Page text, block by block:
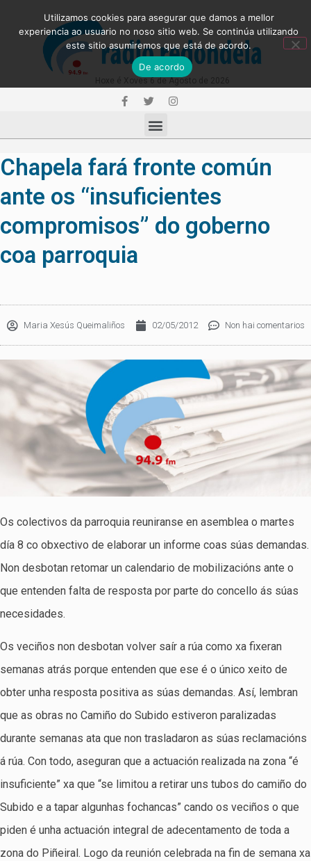
Chapela fará fronte común
ante os “insuficientes
compromisos” do goberno
coa parroquia
Maria Xesús Queimaliños 02/05/2012 Non hai comentarios
Os colectivos da parroquia reuniranse en asemblea o martes
día 8 co obxectivo de elaborar un informe coas súas demandas.
Non desbotan retomar un calendario de mobilizacións ante o
que entenden falta de resposta por parte do concello ás súas
necesidades.
Os veciños non desbotan volver saír a rúa como xa fixeran
semanas atrás porque entenden que ese é o único xeito de
obter unha resposta positiva as súas demandas. Así, lembran
que as obras no Camiño do Subido estiveron paralizadas
durante semanas ata que non trasladaron as súas reclamacións
á rúa. Con todo, aseguran que a actuación realizada na zona “é
insuficiente” xa que “se limitou a retirar uns tubos do camiño do
Subido e a tapar algunhas fochancas” cando os veciños o que
piden é unha actuación integral de adecentamento de toda a
zona do Piñeiral. Logo da reunión celebrada na fin de semana xa
Utilizamos cookies para asegurar que damos a mellor
experiencia ao usuario no noso sitio web. Se continúa utilizando
este sitio asumiremos que está de acordo.
De acordo